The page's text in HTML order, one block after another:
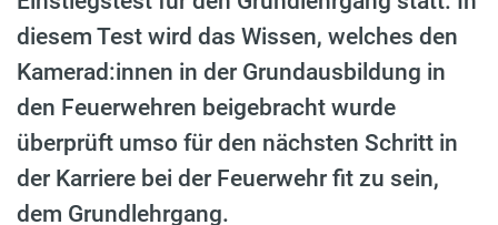
diesem Test wird das Wissen, welches den
Kamerad:innen in der Grundausbildung in
den Feuerwehren beigebracht wurde
überprüft umso für den nächsten Schritt in
der Karriere bei der Feuerwehr fit zu sein,
dem Grundlehrgang.